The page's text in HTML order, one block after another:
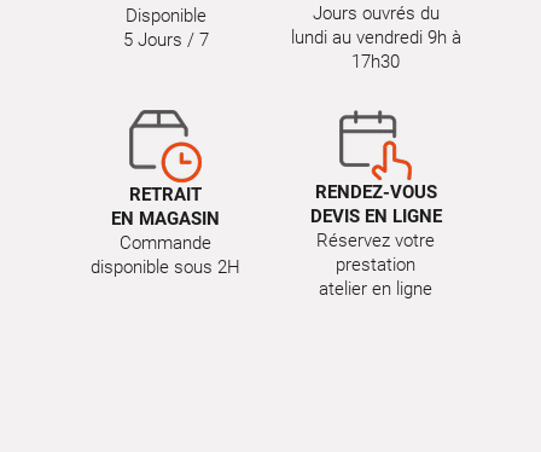
Disponible
5 Jours / 7
Jours ouvrés du
lundi au vendredi 9h à
17h30
RETRAIT
EN MAGASIN
Commande
disponible sous 2H
RENDEZ-VOUS
DEVIS EN LIGNE
Réservez votre
prestation
atelier en ligne